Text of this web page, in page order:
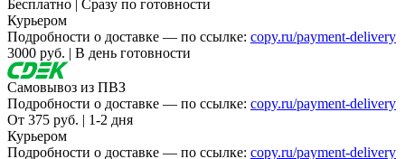
Бесплатно | Сразу по готовности
Курьером
Подробности о доставке — по ссылке: copy.ru/payment-delivery
3000 руб. | В день готовности
Самовывоз из ПВЗ
Подробности о доставке — по ссылке: copy.ru/payment-delivery
От 375 руб. | 1-2 дня
Курьером
Подробности о доставке — по ссылке: copy.ru/payment-delivery